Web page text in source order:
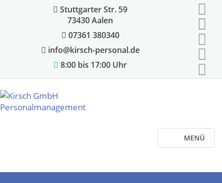
Stuttgarter Str. 59
73430 Aalen
07361 380340
info@kirsch-personal.de
8:00 bis 17:00 Uhr
MENÜ